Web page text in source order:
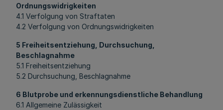
Ordnungswidrigkeiten
4.1 Verfolgung von Straftaten
4.2 Verfolgung von Ordnungswidrigkeiten
5 Freiheitsentziehung, Durchsuchung,
Beschlagnahme
5.1 Freiheitsentziehung
5.2 Durchsuchung, Beschlagnahme
6 Blutprobe und erkennungsdienstliche Behandlung
6.1 Allgemeine Zulässigkeit